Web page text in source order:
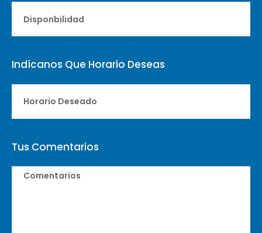
Indícanos Que Horario Deseas
Tus Comentarios